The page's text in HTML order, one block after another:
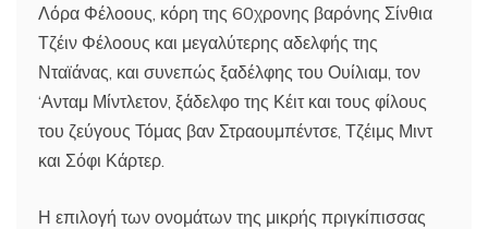
Λόρα Φέλοους, κόρη της 60χρονης βαρόνης Σίνθια
Τζέιν Φέλοους και μεγαλύτερης αδελφής της
Νταϊάνας, και συνεπώς ξαδέλφης του Ουίλιαμ, τον
‘Ανταμ Μίντλετον, ξάδελφο της Κέιτ και τους φίλους
του ζεύγους Τόμας βαν Στραουμπέντσε, Τζέιμς Μιντ
και Σόφι Κάρτερ.
Η επιλογή των ονομάτων της μικρής πριγκίπισσας